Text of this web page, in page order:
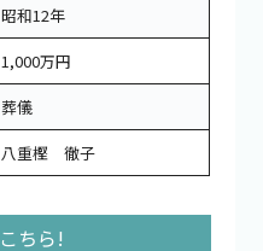
昭和12年
1,000万円
葬儀
八重樫 徹子